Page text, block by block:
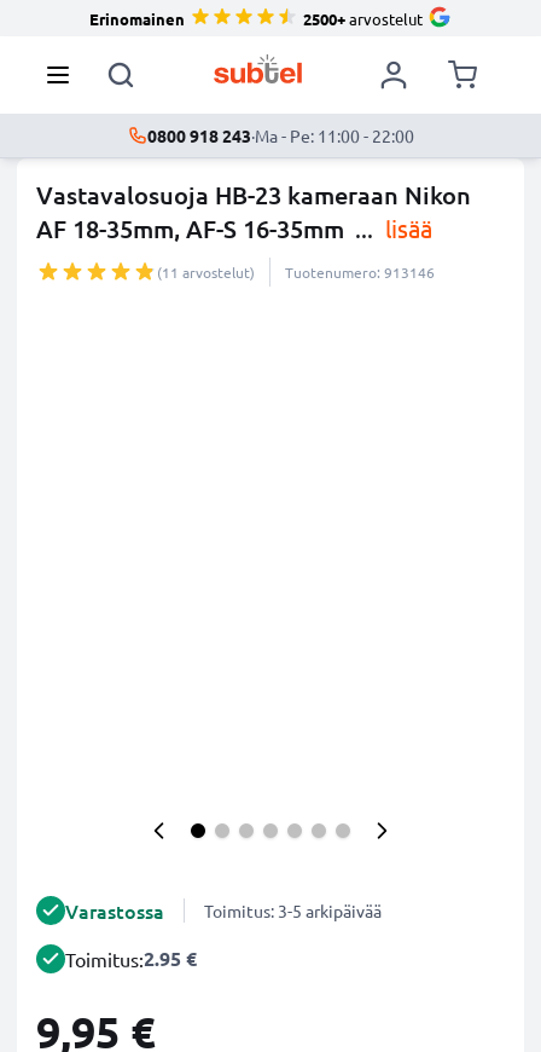
Erinomainen 2500+arvostelut
0800 918 243·Ma - Pe: 11:00 - 22:00
Vastavalosuoja HB-23 kameraan Nikon
AF 18-35mm, AF-S 16-35mm ... lisää
(11 arvostelut) Tuotenumero: 913146
Varastossa Toimitus: 3-5 arkipäivää
Toimitus:2.95 €
9,95 €